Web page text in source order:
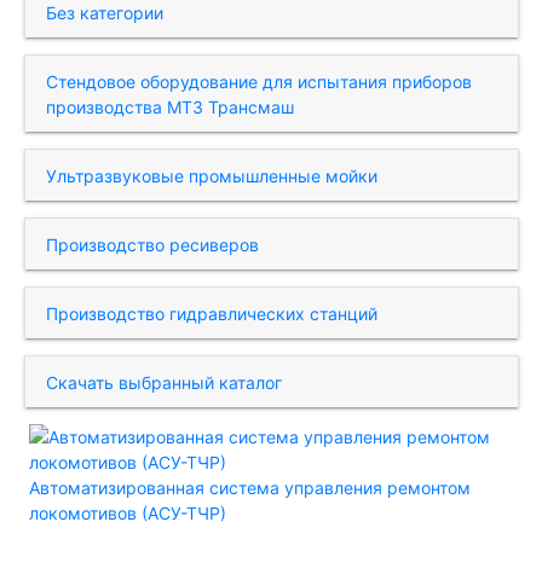
Без категории
Стендовое оборудование для испытания приборов
производства МТЗ Трансмаш
Ультразвуковые промышленные мойки
Производство ресиверов
Производство гидравлических станций
Скачать выбранный каталог
Автоматизированная система управления ремонтом
локомотивов (АСУ-ТЧР)